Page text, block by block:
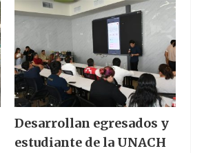
Desarrollan egresados y
estudiante de la UNACH